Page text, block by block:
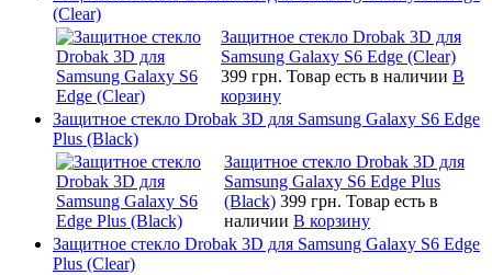
(Clear)
Защитное стекло Drobak 3D для
Samsung Galaxy S6 Edge (Clear)
399 грн. Товар есть в наличии В
корзину
Защитное стекло Drobak 3D для Samsung Galaxy S6 Edge
Plus (Black)
Защитное стекло Drobak 3D для
Samsung Galaxy S6 Edge Plus
(Black) 399 грн. Товар есть в
наличии В корзину
Защитное стекло Drobak 3D для Samsung Galaxy S6 Edge
Plus (Clear)